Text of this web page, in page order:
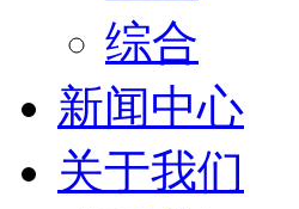
综合
新闻中心
关于我们